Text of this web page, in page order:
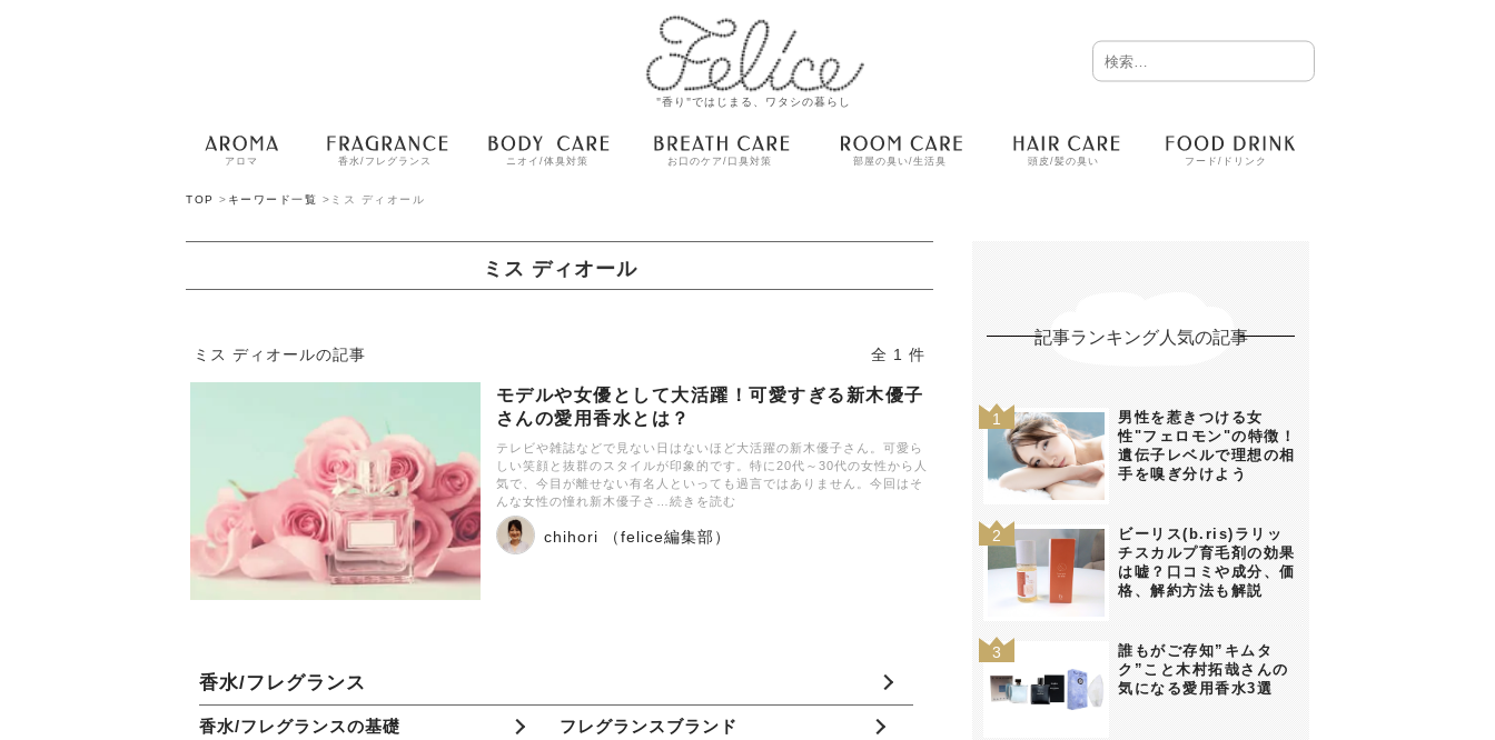
"香り"ではじまる、ワタシの暮らし
アロマ 香水/フレグランス ニオイ/体臭対策 お口のケア/口臭対策 部屋の臭い/生活臭 頭皮/髪の臭い フード/ドリンク
TOP > キーワード一覧 > ミス ディオール
ミス ディオール
ミス ディオールの記事 全 1 件
モデルや女優として大活躍！可愛すぎる新木優子
さんの愛用香水とは？
テレビや雑誌などで見ない日はないほど大活躍の新木優子さん。可愛ら
しい笑顔と抜群のスタイルが印象的です。特に20代～30代の女性から人
気で、今目が離せない有名人といっても過言ではありません。今回はそ
んな女性の憧れ新木優子さ…続きを読む
chihori （felice編集部）
香水/フレグランス
香水/フレグランスの基礎 フレグランスブランド
記事ランキング人気の記事
男性を惹きつける女
性"フェロモン"の特徴！
遺伝子レベルで理想の相
手を嗅ぎ分けよう
ビーリス(b.ris)ラリッ
チスカルプ育毛剤の効果
は嘘？口コミや成分、価
格、解約方法も解説
誰もがご存知”キムタ
ク”こと木村拓哉さんの
気になる愛用香水3選